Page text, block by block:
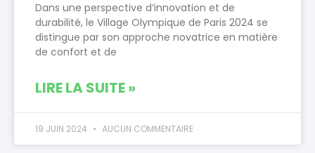
Dans une perspective d’innovation et de
durabilité, le Village Olympique de Paris 2024 se
distingue par son approche novatrice en matière
de confort et de
LIRE LA SUITE »
19 JUIN 2024 AUCUN COMMENTAIRE